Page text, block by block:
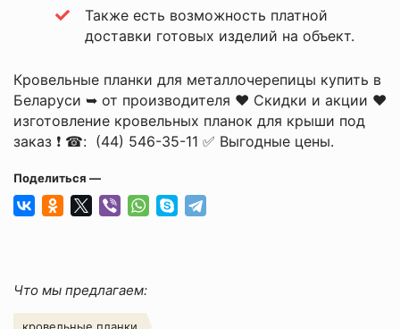
Также есть возможность платной
доставки готовых изделий на объект.
Кровельные планки для металлочерепицы купить в
Беларуси ➥ от производителя ❤ Скидки и акции ❤
изготовление кровельных планок для крыши под
заказ ❗ ☎: (44) 546-35-11 ✅ Выгодные цены.
Поделиться —
Что мы предлагаем: